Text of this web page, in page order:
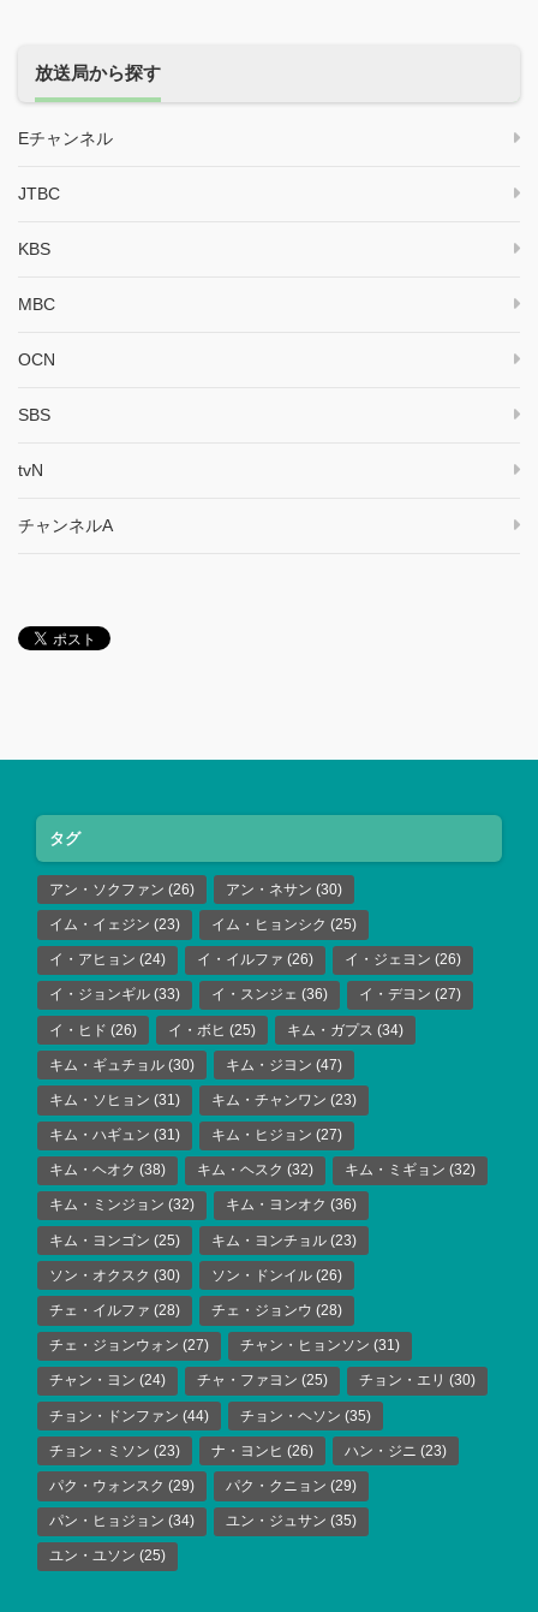
放送局から探す
Eチャンネル
JTBC
KBS
MBC
OCN
SBS
tvN
チャンネルA
タグ
アン・ソクファン (26) アン・ネサン (30)
イム・イェジン (23) イム・ヒョンシク (25)
イ・アヒョン (24) イ・イルファ (26) イ・ジェヨン (26)
イ・ジョンギル (33) イ・スンジェ (36) イ・デヨン (27)
イ・ヒド (26) イ・ボヒ (25) キム・ガプス (34)
キム・ギュチョル (30) キム・ジヨン (47)
キム・ソヒョン (31) キム・チャンワン (23)
キム・ハギュン (31) キム・ヒジョン (27)
キム・ヘオク (38) キム・ヘスク (32) キム・ミギョン (32)
キム・ミンジョン (32) キム・ヨンオク (36)
キム・ヨンゴン (25) キム・ヨンチョル (23)
ソン・オクスク (30) ソン・ドンイル (26)
チェ・イルファ (28) チェ・ジョンウ (28)
チェ・ジョンウォン (27) チャン・ヒョンソン (31)
チャン・ヨン (24) チャ・ファヨン (25) チョン・エリ (30)
チョン・ドンファン (44) チョン・ヘソン (35)
チョン・ミソン (23) ナ・ヨンヒ (26) ハン・ジニ (23)
パク・ウォンスク (29) パク・クニョン (29)
パン・ヒョジョン (34) ユン・ジュサン (35)
ユン・ユソン (25)